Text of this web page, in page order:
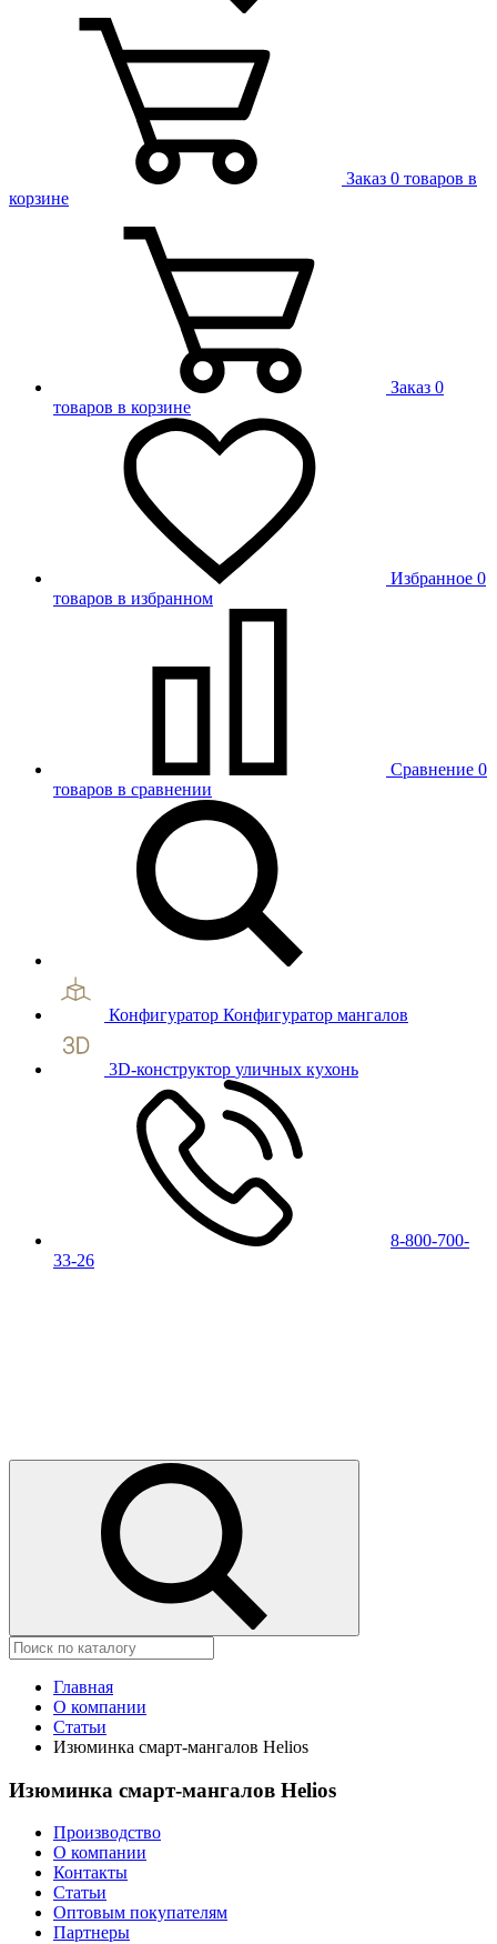
Заказ 0 товаров в
корзине
Заказ 0
товаров в корзине
Избранное 0
товаров в избранном
Сравнение 0
товаров в сравнении
Конфигуратор Конфигуратор мангалов
3D-конструктор уличных кухонь
8-800-700-
33-26
Главная
О компании
Статьи
Изюминка смарт-мангалов Helios
Изюминка смарт-мангалов Helios
Производство
О компании
Контакты
Статьи
Оптовым покупателям
Партнеры